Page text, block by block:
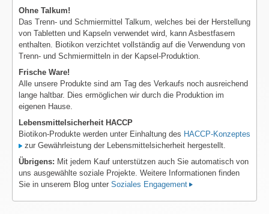
Ohne Talkum!
Das Trenn- und Schmiermittel Talkum, welches bei der Herstellung
von Tabletten und Kapseln verwendet wird, kann Asbestfasern
enthalten. Biotikon verzichtet vollständig auf die Verwendung von
Trenn- und Schmiermitteln in der Kapsel-Produktion.
Frische Ware!
Alle unsere Produkte sind am Tag des Verkaufs noch ausreichend
lange haltbar. Dies ermöglichen wir durch die Produktion im
eigenen Hause.
Lebensmittelsicherheit HACCP
Biotikon-Produkte werden unter Einhaltung des HACCP-Konzeptes
zur Gewährleistung der Lebensmittelsicherheit hergestellt.
Übrigens: Mit jedem Kauf unterstützen auch Sie automatisch von
uns ausgewählte soziale Projekte. Weitere Informationen finden
Sie in unserem Blog unter Soziales Engagement